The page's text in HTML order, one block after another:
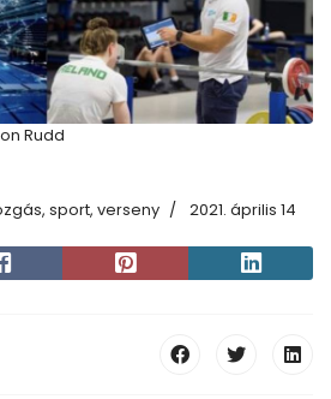
Rudd
sport, verseny 2021. április 14